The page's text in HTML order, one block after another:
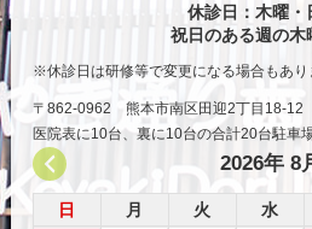
休診日：木曜・
祝日のある週の木
休診日は研修等で変更になる場合もあり
〒862-0962 熊本市南区田迎2丁目18-12
医院表に10台、裏に10台の合計20台駐車
2026年 8
日 月 火 水